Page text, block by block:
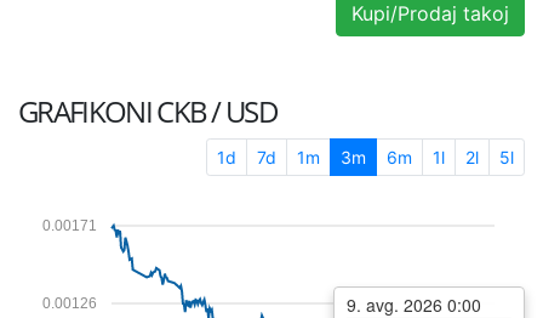
Kupi/Prodaj takoj
GRAFIKONICKB / USD
1d 7d 1m 3m 6m 1l 2l 5l
0.00126
0.00171
9. avg. 2026 0:00